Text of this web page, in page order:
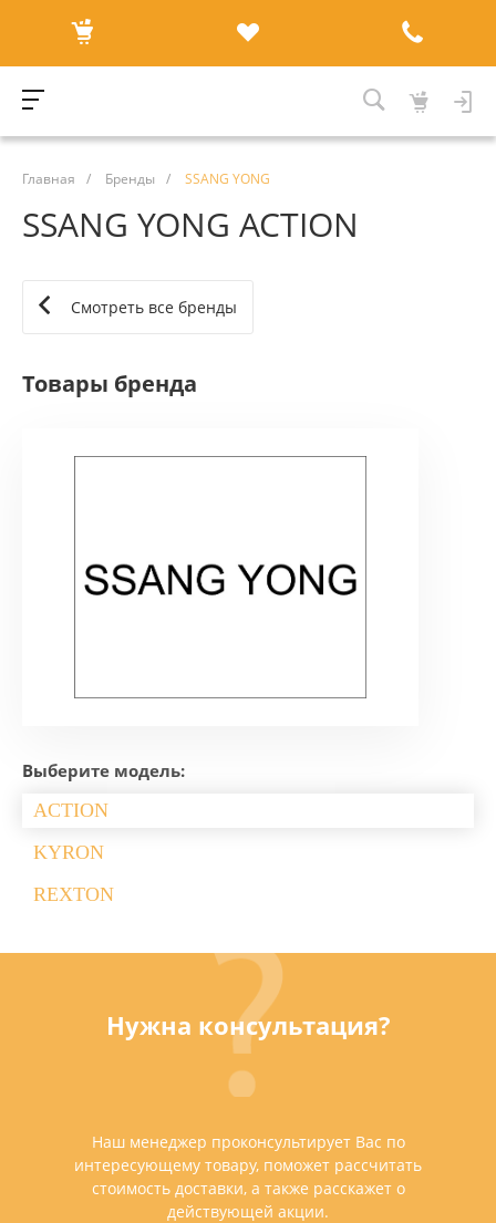
Главная / Бренды / SSANG YONG
SSANG YONG ACTION
Смотреть все бренды
Товары бренда
Выберите модель:
ACTION
KYRON
REXTON
Нужна консультация?
Наш менеджер проконсультирует Вас по
интересующему товару, поможет рассчитать
стоимость доставки, а также расскажет о
действующей акции.